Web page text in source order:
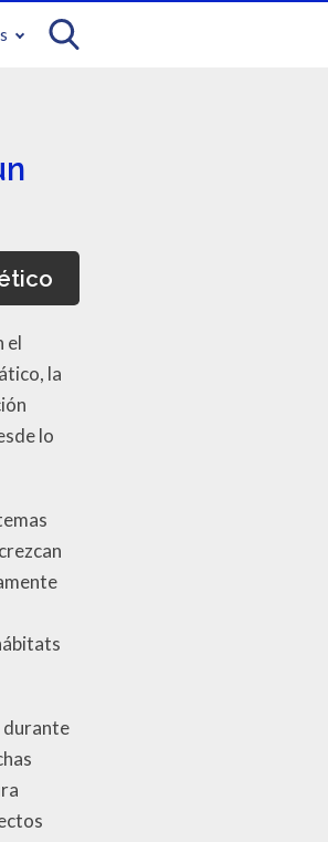
el
la
lo
durante